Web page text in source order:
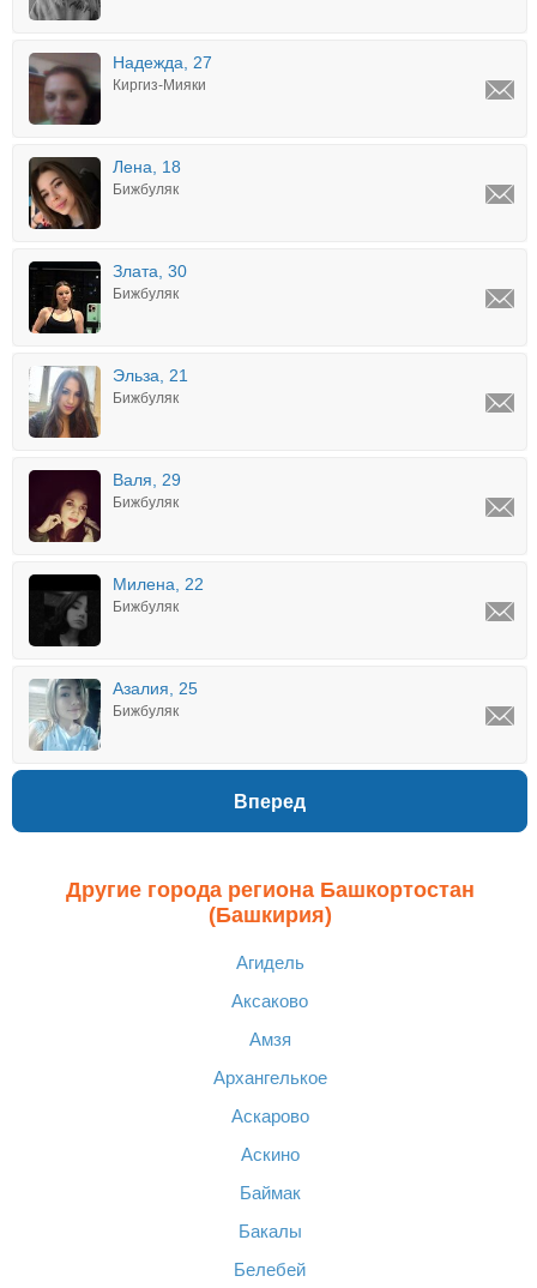
Надежда, 27
Киргиз-Мияки
Лена, 18
Бижбуляк
Злата, 30
Бижбуляк
Эльза, 21
Бижбуляк
Валя, 29
Бижбуляк
Милена, 22
Бижбуляк
Азалия, 25
Бижбуляк
Вперед
Другие города региона Башкортостан
(Башкирия)
Агидель
Аксаково
Амзя
Архангелькое
Аскарово
Аскино
Баймак
Бакалы
Белебей